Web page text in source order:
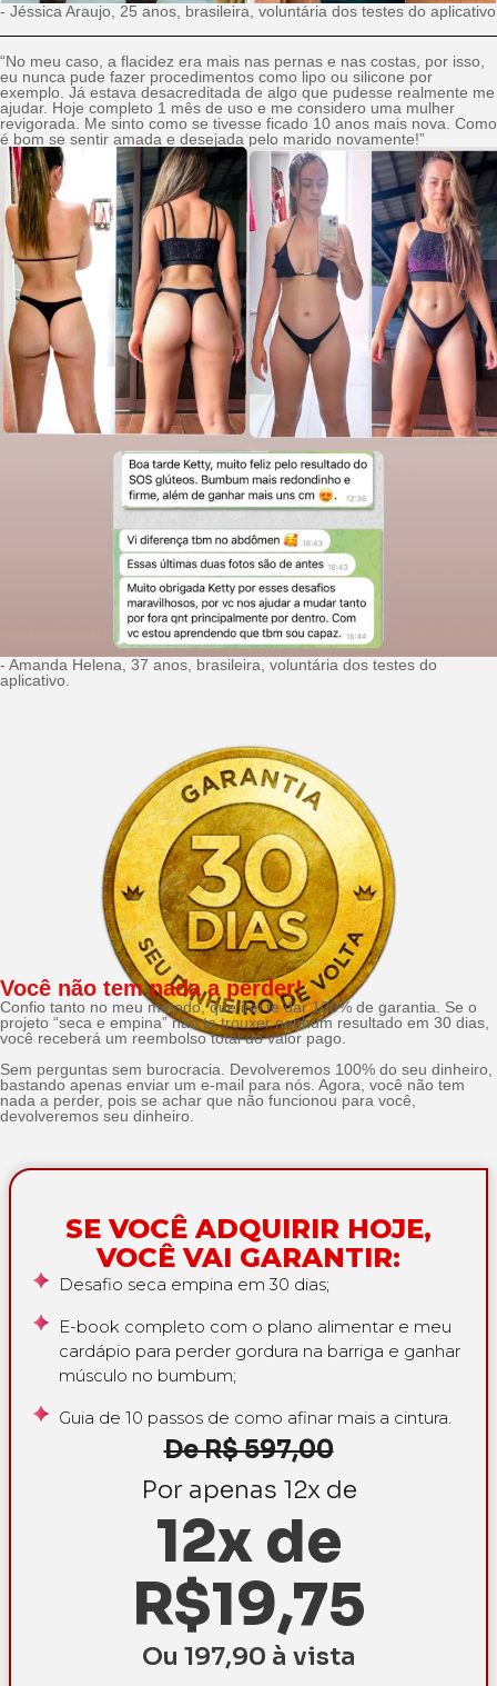
- Jéssica Araujo, 25 anos, brasileira, voluntária dos testes do aplicativo
“No meu caso, a flacidez era mais nas pernas e nas costas, por isso,
eu nunca pude fazer procedimentos como lipo ou silicone por
exemplo. Já estava desacreditada de algo que pudesse realmente me
ajudar. Hoje completo 1 mês de uso e me considero uma mulher
revigorada. Me sinto como se tivesse ficado 10 anos mais nova. Como
é bom se sentir amada e desejada pelo marido novamente!”
- Amanda Helena, 37 anos, brasileira, voluntária dos testes do
aplicativo.
Você não tem nada a perder!
Confio tanto no meu método, que irei te dar 100% de garantia. Se o
projeto “seca e empina” não te trouxer nenhum resultado em 30 dias,
você receberá um reembolso total do valor pago.
Sem perguntas sem burocracia. Devolveremos 100% do seu dinheiro,
bastando apenas enviar um e-mail para nós. Agora, você não tem
nada a perder, pois se achar que não funcionou para você,
devolveremos seu dinheiro.
SE VOCÊ ADQUIRIR HOJE,
VOCÊ VAI GARANTIR:
Desafio seca empina em 30 dias;
E-book completo com o plano alimentar e meu
cardápio para perder gordura na barriga e ganhar
músculo no bumbum;
Guia de 10 passos de como afinar mais a cintura.
De R$ 597,00
Por apenas 12x de
12x de
R$19,75
Ou 197,90 à vista